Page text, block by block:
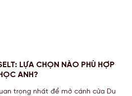
LỰA CHỌN NÀO PHÙ HỢP
ANH?
trọng nhất để mở cánh cửa Du